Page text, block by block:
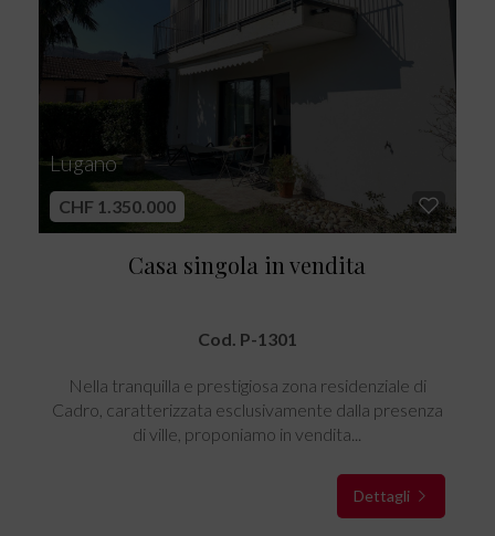
Lugano
CHF 1.350.000
Casa singola in vendita
Cod. P-1301
Nella tranquilla e prestigiosa zona residenziale di
Cadro, caratterizzata esclusivamente dalla presenza
di ville, proponiamo in vendita...
Dettagli